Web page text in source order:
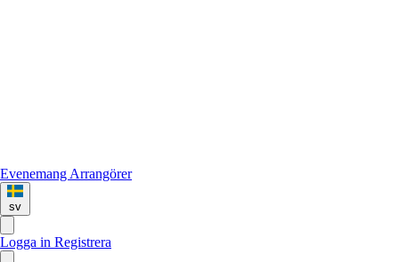
Evenemang Arrangörer
sv
Logga in Registrera